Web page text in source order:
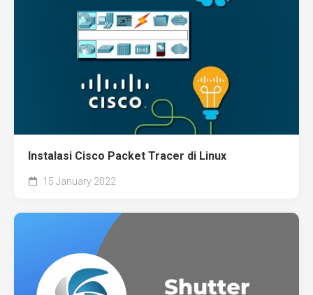
Instalasi Cisco Packet Tracer di Linux
15 January 2022